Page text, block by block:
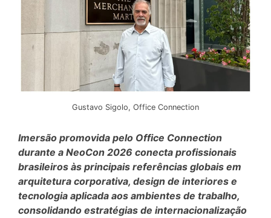
Gustavo Sigolo, Office Connection
Imersão promovida pelo Office Connection
durante a NeoCon 2026 conecta profissionais
brasileiros às principais referências globais em
arquitetura corporativa, design de interiores e
tecnologia aplicada aos ambientes de trabalho,
consolidando estratégias de internacionalização